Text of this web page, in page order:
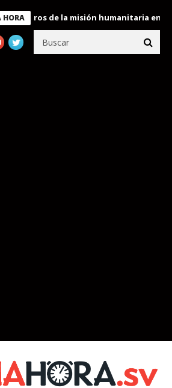
HORA de la misión humanitaria enviada